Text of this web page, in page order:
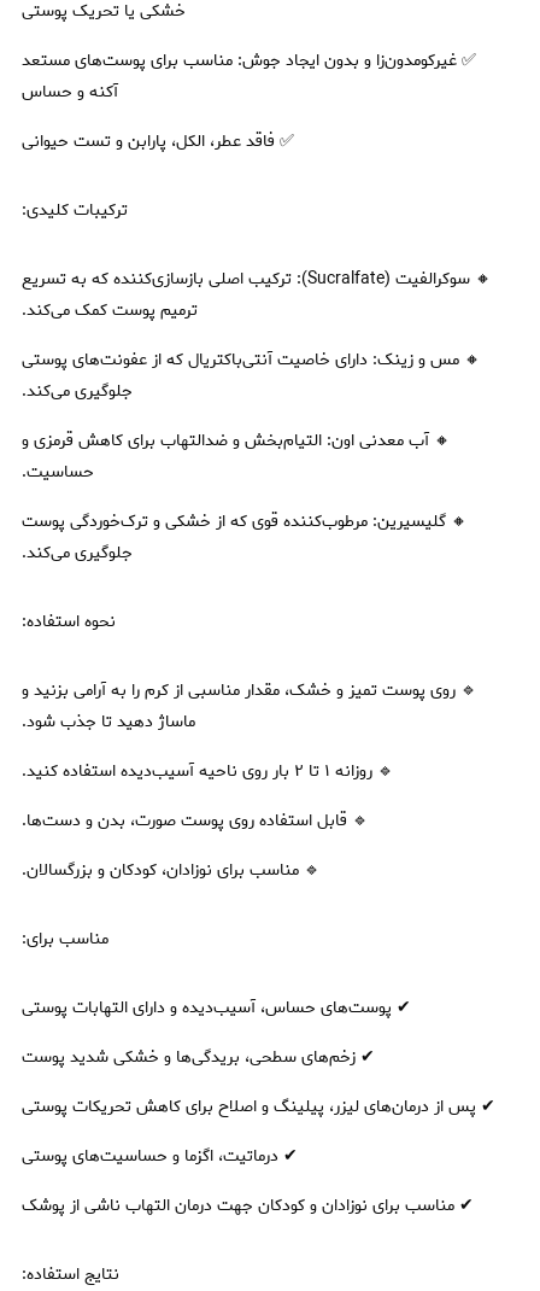
خشکی یا تحریک پوستی
✅ غیرکومدون‌زا و بدون ایجاد جوش: مناسب برای پوست‌های مستعد
آکنه و حساس
✅ فاقد عطر، الکل، پارابن و تست حیوانی
ترکیبات کلیدی:
🔸 سوکرالفیت (Sucralfate): ترکیب اصلی بازسازی‌کننده که به تسریع
ترمیم پوست کمک می‌کند.
🔸 مس و زینک: دارای خاصیت آنتی‌باکتریال که از عفونت‌های پوستی
جلوگیری می‌کند.
🔸 آب معدنی اون: التیام‌بخش و ضدالتهاب برای کاهش قرمزی و
حساسیت.
🔸 گلیسیرین: مرطوب‌کننده قوی که از خشکی و ترک‌خوردگی پوست
جلوگیری می‌کند.
نحوه استفاده:
🔹 روی پوست تمیز و خشک، مقدار مناسبی از کرم را به آرامی بزنید و
ماساژ دهید تا جذب شود.
🔹 روزانه ۱ تا ۲ بار روی ناحیه آسیب‌دیده استفاده کنید.
🔹 قابل استفاده روی پوست صورت، بدن و دست‌ها.
🔹 مناسب برای نوزادان، کودکان و بزرگسالان.
مناسب برای:
✔ پوست‌های حساس، آسیب‌دیده و دارای التهابات پوستی
✔ زخم‌های سطحی، بریدگی‌ها و خشکی شدید پوست
✔ پس از درمان‌های لیزر، پیلینگ و اصلاح برای کاهش تحریکات پوستی
✔ درماتیت، اگزما و حساسیت‌های پوستی
✔ مناسب برای نوزادان و کودکان جهت درمان التهاب ناشی از پوشک
نتایج استفاده: